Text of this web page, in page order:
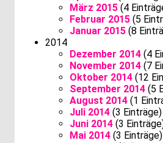
März 2015 (4
Februar 2015 (5
Januar 2015 (8
2014
Dezember 2014 (4
November 2014 (7
Oktober 2014 (12
September 2014 (5
August 2014 (1
Juli 2014 (3 Einträge)
Juni 2014 (3
Mai 2014 (3 Einträge)